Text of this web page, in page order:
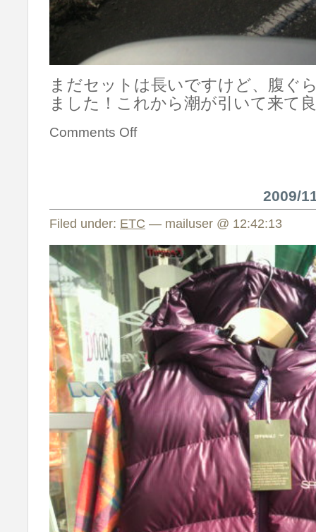
まだセットは長いですけど、腹ぐ
ました！これから潮が引いて来て
Comments Off
2009/
Filed under: ETC — mailuser @ 12:42:13